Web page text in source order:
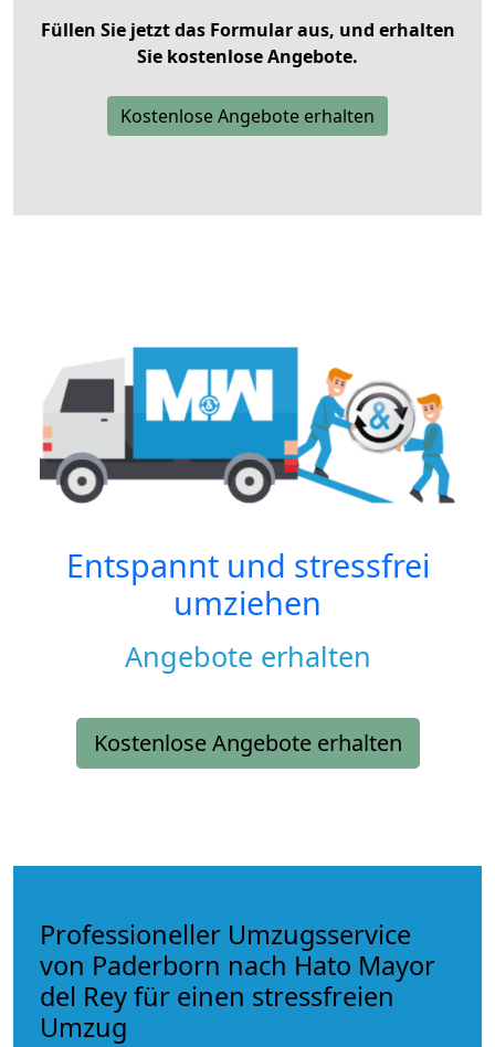
Füllen Sie jetzt das Formular aus, und erhalten
Sie kostenlose Angebote.
Kostenlose Angebote erhalten
Entspannt und stressfrei
umziehen
Angebote erhalten
Kostenlose Angebote erhalten
Professioneller Umzugsservice
von Paderborn nach Hato Mayor
del Rey für einen stressfreien
Umzug